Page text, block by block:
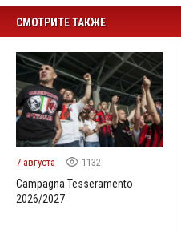
СМОТРИТЕ ТАКЖЕ
7 августа 1132
Campagna Tesseramento
2026/2027